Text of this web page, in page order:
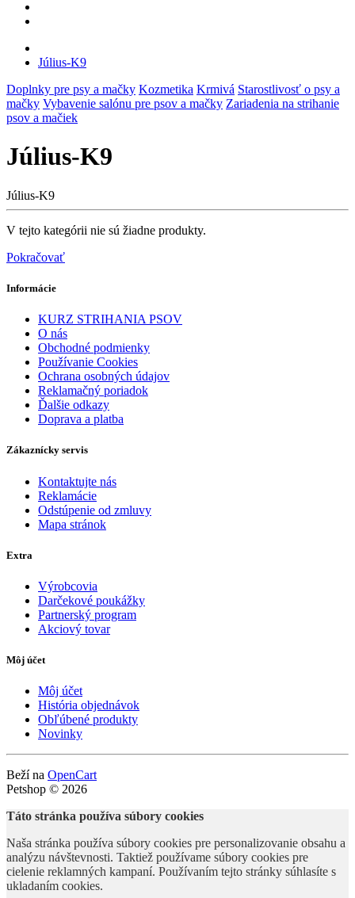
Július-K9
Doplnky pre psy a mačky Kozmetika Krmivá Starostlivosť o psy a
mačky Vybavenie salónu pre psov a mačky Zariadenia na strihanie
psov a mačiek
Július-K9
Július-K9
V tejto kategórii nie sú žiadne produkty.
Pokračovať
Informácie
KURZ STRIHANIA PSOV
O nás
Obchodné podmienky
Používanie Cookies
Ochrana osobných údajov
Reklamačný poriadok
Ďalšie odkazy
Doprava a platba
Zákaznícky servis
Kontaktujte nás
Reklamácie
Odstúpenie od zmluvy
Mapa stránok
Extra
Výrobcovia
Darčekové poukážky
Partnerský program
Akciový tovar
Môj účet
Môj účet
História objednávok
Obľúbené produkty
Novinky
Beží na OpenCart
Petshop © 2026
Táto stránka používa súbory cookies
Naša stránka používa súbory cookies pre personalizovanie obsahu a
analýzu návštevnosti. Taktiež používame súbory cookies pre
cielenie reklamných kampaní. Používaním tejto stránky súhlasíte s
ukladaním cookies.